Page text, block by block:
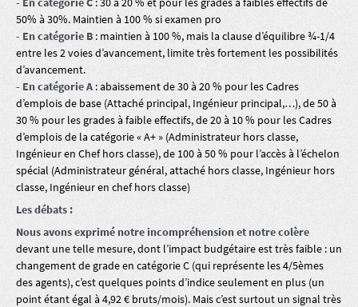
50% à 30%. Maintien à 100 % si examen pro
- En catégorie B : maintien à 100 %, mais la clause d’équilibre ¾-1/4
entre les 2 voies d’avancement, limite très fortement les possibilités
d’avancement.
- En catégorie A : abaissement de 30 à 20 % pour les Cadres
d’emplois de base (Attaché principal, Ingénieur principal,…), de 50 à
30 % pour les grades à faible effectifs, de 20 à 10 % pour les Cadres
d’emplois de la catégorie « A+ » (Administrateur hors classe,
Ingénieur en Chef hors classe), de 100 à 50 % pour l’accès à l’échelon
spécial (Administrateur général, attaché hors classe, Ingénieur hors
classe, Ingénieur en chef hors classe)
Les débats :
Nous avons exprimé notre incompréhension et notre colère
devant une telle mesure, dont l’impact budgétaire est très faible : un
changement de grade en catégorie C (qui représente les 4/5èmes
des agents), c’est quelques points d’indice seulement en plus (un
point étant égal à 4,92 € bruts/mois). Mais c’est surtout un signal très